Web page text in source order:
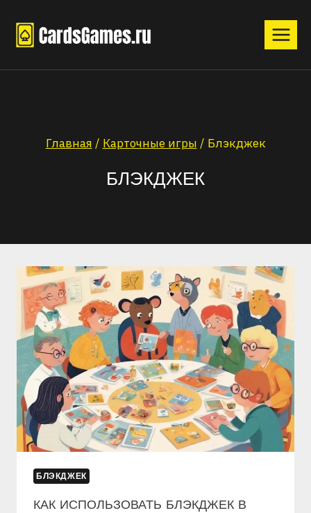
Главная / Карточные игры / Блэкджек
БЛЭКДЖЕК
БЛЭКДЖЕК
КАК ИСПОЛЬЗОВАТЬ БЛЭКДЖЕК В